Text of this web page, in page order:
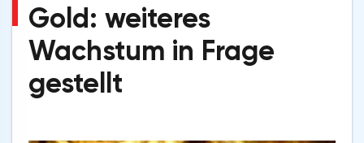
Gold: weiteres
Wachstum in Frage
gestellt